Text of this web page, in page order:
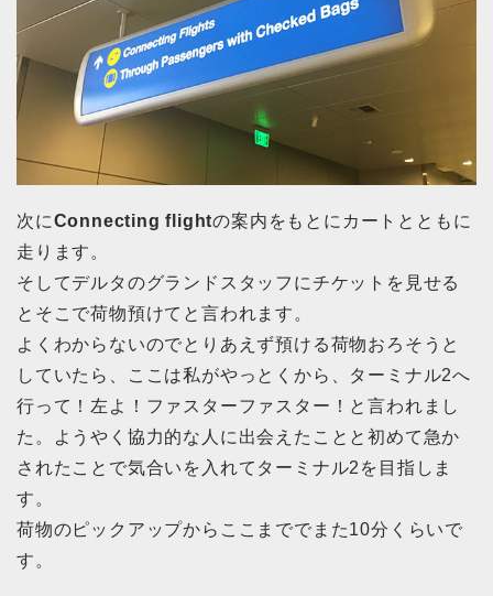
次にConnecting flightの案内をもとにカートとともに
走ります。
そしてデルタのグランドスタッフにチケットを見せる
とそこで荷物預けてと言われます。
よくわからないのでとりあえず預ける荷物おろそうと
していたら、ここは私がやっとくから、ターミナル2へ
行って！左よ！ファスターファスター！と言われまし
た。ようやく協力的な人に出会えたことと初めて急か
されたことで気合いを入れてターミナル2を目指しま
す。
荷物のピックアップからここまででまた10分くらいで
す。